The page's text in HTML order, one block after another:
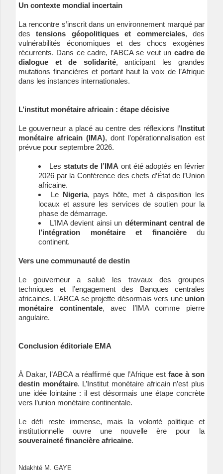
Un contexte mondial incertain
La rencontre s’inscrit dans un environnement marqué par
destensions géopolitiques et commerciales, des
vulnérabilités économiques et des chocs exogènes
récurrents. Dans ce cadre, l’ABCA se veut un cadre de
dialogue et de solidarité, anticipant les grandes
mutations financières et portant haut la voix de l’Afrique
dans les instances internationales.
L’institut monétaire africain : étape décisive
Le gouverneur a placé au centre des réflexions l’Institut
monétaire africain (IMA), dont l’opérationnalisation est
prévue pour septembre 2026.
Les statuts de l’IMA ont été adoptés en février
2026 par la Conférence des chefs d’État de l’Union
africaine.
Le Nigeria, pays hôte, met à disposition les
locaux et assure les services de soutien pour la
phase de démarrage.
L’IMA devient ainsi un déterminant central de
l’intégration monétaire et financièredu
continent.
Vers une communauté de destin
Le gouverneur a salué les travaux des groupes
techniques et l’engagement des Banques centrales
africaines. L’ABCA se projette désormais vers une union
monétaire continentale, avec l’IMA comme pierre
angulaire.
Conclusion éditoriale EMA
À Dakar, l’ABCA a réaffirmé que l’Afrique est face à son
destin monétaire. L’Institut monétaire africain n’est plus
une idée lointaine : il est désormais une étape concrète
vers l’union monétaire continentale.
Le défi reste immense, mais la volonté politique et
institutionnelle ouvre une nouvelle ère pour la
souveraineté financière africaine.
Ndakhté M. GAYE